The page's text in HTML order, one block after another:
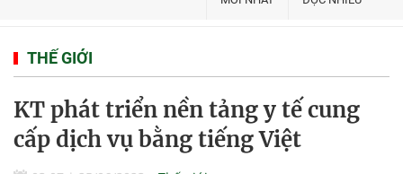
THẾ GIỚI
KT phát triển nền tảng y tế cung
cấp dịch vụ bằng tiếng Việt